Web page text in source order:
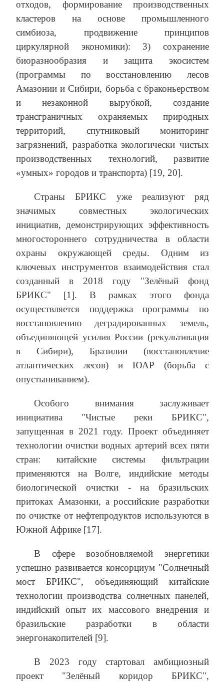
отходов, формирование производственных
кластеров на основе промышленного
симбиоза, продвижение принципов
циркулярной экономики): 3) сохранение
биоразнообразия и защита экосистем
(программы по восстановлению лесов
Амазонии и Сибири, борьба с браконьерством
и незаконной вырубкой, создание
трансграничных охраняемых природных
территорий, спутниковый мониторинг
загрязнений, разработка экологически чистых
производственных технологий, развитие
«умных» городов и транспорта) [19, 20].
Страны БРИКС уже реализуют ряд
значимых совместных экологических
инициатив, демонстрирующих эффективность
многостороннего сотрудничества в области
охраны окружающей среды. Одним из
ключевых инструментов взаимодействия стал
созданный в 2018 году "Зелёный фонд
БРИКС" [1]. В рамках этого фонда
осуществляется поддержка программы по
восстановлению деградированных земель,
объединяющей усилия России (рекультивация
в Сибири), Бразилии (восстановление
атлантических лесов) и ЮАР (борьба с
опустыниванием).
Особого внимания заслуживает
инициатива "Чистые реки БРИКС",
запущенная в 2021 году. Проект объединяет
технологии очистки водных артерий всех пяти
стран: китайские системы фильтрации
применяются на Волге, индийские методы
биологической очистки - на бразильских
притоках Амазонки, а российские разработки
по очистке от нефтепродуктов используются в
Южной Африке [17].
В сфере возобновляемой энергетики
успешно развивается консорциум "Солнечный
мост БРИКС", объединяющий китайские
технологии производства солнечных панелей,
индийский опыт их массового внедрения и
бразильские разработки в области
энергонакопителей [9].
В 2023 году стартовал амбициозный
проект "Зелёный коридор БРИКС",